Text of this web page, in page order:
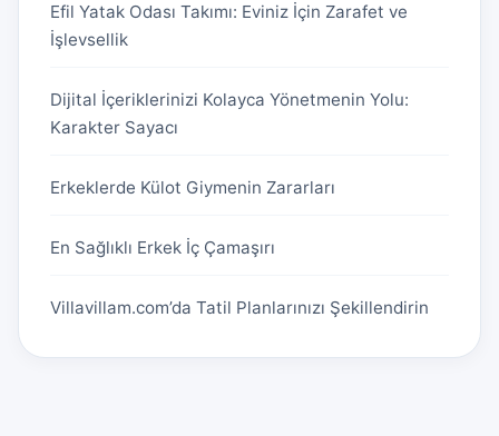
Efil Yatak Odası Takımı: Eviniz İçin Zarafet ve
İşlevsellik
Dijital İçeriklerinizi Kolayca Yönetmenin Yolu:
Karakter Sayacı
Erkeklerde Külot Giymenin Zararları
En Sağlıklı Erkek İç Çamaşırı
Villavillam.com’da Tatil Planlarınızı Şekillendirin